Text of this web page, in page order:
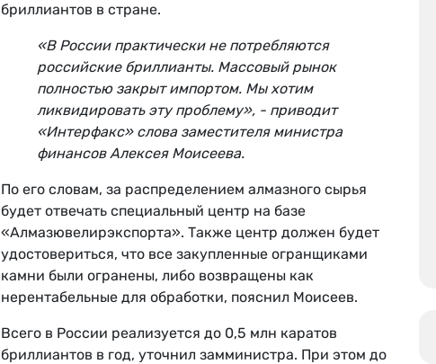
бриллиантов в стране.
«В России практически не потребляются
российские бриллианты. Массовый рынок
полностью закрыт импортом. Мы хотим
ликвидировать эту проблему», - приводит
«Интерфакс» слова заместителя министра
финансов Алексея Моисеева.
По его словам, за распределением алмазного сырья
будет отвечать специальный центр на базе
«Алмазювелирэкспорта». Также центр должен будет
удостовериться, что все закупленные огранщиками
камни были огранены, либо возвращены как
нерентабельные для обработки, пояснил Моисеев.
Всего в России реализуется до 0,5 млн каратов
бриллиантов в год, уточнил замминистра. При этом до